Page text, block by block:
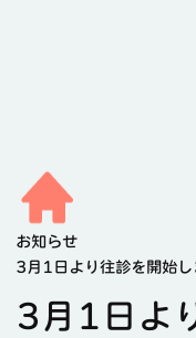
お知らせ
3月1日より往診を開始し
3月1日よ